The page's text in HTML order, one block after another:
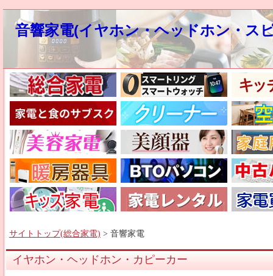
音響家電(イヤホン・ヘッドホン・ス
サイトトップ(総合家電) > 音響家電
イヤホン・ヘッドホン・カピーカー